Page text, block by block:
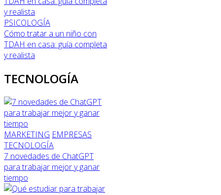
PSICOLOGÍA
Cómo tratar a un niño con
TDAH en casa: guía completa
y realista
TECNOLOGÍA
MARKETING EMPRESAS
TECNOLOGÍA
7 novedades de ChatGPT
para trabajar mejor y ganar
tiempo